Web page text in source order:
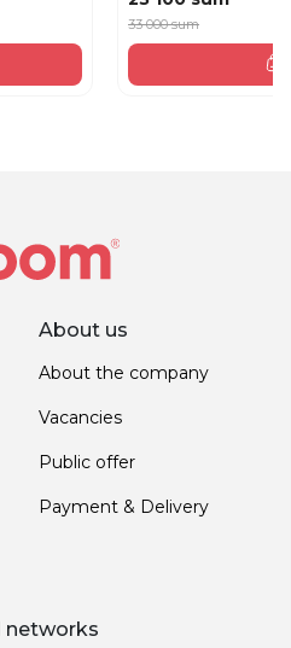
33 000 sum
About us
About the company
Vacancies
Public offer
Payment & Delivery
networks